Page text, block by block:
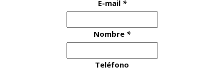
E-mail *
Nombre *
Teléfono